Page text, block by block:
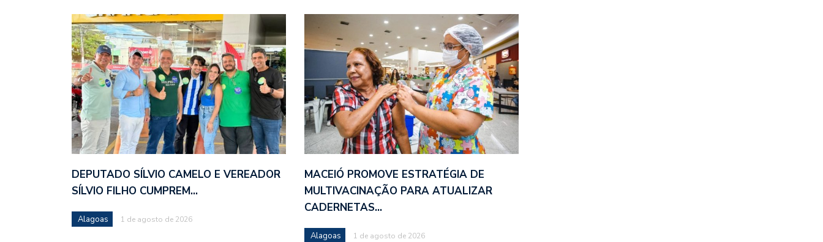
DEPUTADO SÍLVIO CAMELO E VEREADOR
SÍLVIO FILHO CUMPREM…
Alagoas 1 de agosto de 2026
MACEIÓ PROMOVE ESTRATÉGIA DE
MULTIVACINAÇÃO PARA ATUALIZAR
CADERNETAS…
Alagoas 1 de agosto de 2026